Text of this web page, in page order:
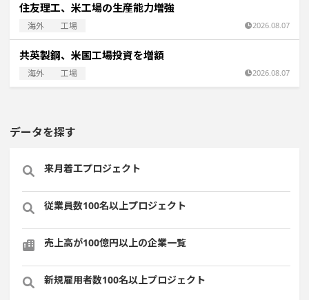
住友理工、米工場の生産能力増強
海外 工場 2026.08.07
共英製鋼、米国工場投資を増額
海外 工場 2026.08.07
データを探す
来月着工プロジェクト
従業員数100名以上プロジェクト
売上高が100億円以上の企業一覧
新規雇用者数100名以上プロジェクト